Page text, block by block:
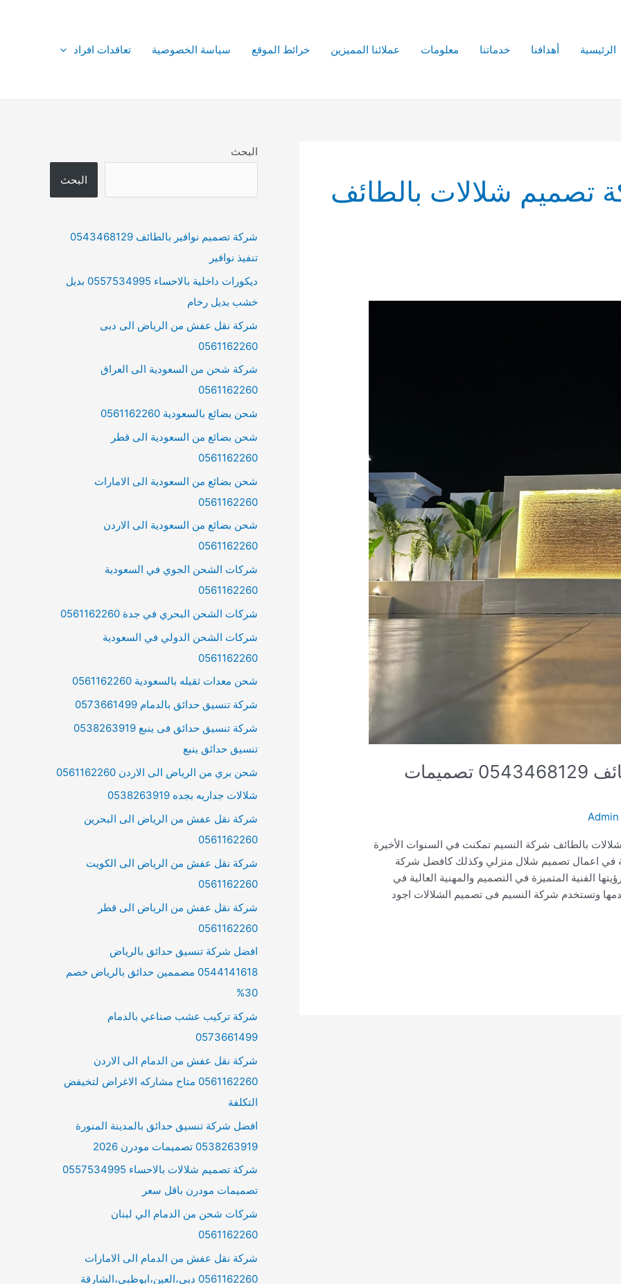
الرئيسية أهدافنا خدماتنا معلومات عملائنا المميزين خرائط الموقع سياسة الخصوصية تعاقدات افراد
تصميم شلالات بالطائف
شركة تصميم شلالات بالطائف 0543468129 تصميمات
Admin
بالطائف شركة النسيم تمكنت في السنوات الأخيرة
في اعمال تصميم شلال منزلي وكذلك كافضل شركة
الفنية المتميزة في التصميم والمهنية العالية في
وتستخدم شركة النسيم فى تصميم الشلالات اجود
البحث
البحث
شركة تصميم نوافير بالطائف 0543468129
تنفيذ نوافير
ديكورات داخلية بالاحساء 0557534995 بديل
خشب بديل رخام
شركة نقل عفش من الرياض الى دبى
0561162260
شركة شحن من السعودية الى العراق
0561162260
شحن بضائع بالسعودية 0561162260
شحن بضائع من السعودية الى قطر
0561162260
شحن بضائع من السعودية الى الامارات
0561162260
شحن بضائع من السعودية الى الاردن
0561162260
شركات الشحن الجوي في السعودية
0561162260
شركات الشحن البحري في جدة 0561162260
شركات الشحن الدولي في السعودية
0561162260
شحن معدات ثقيله بالسعودية 0561162260
شركة تنسيق حدائق بالدمام 0573661499
شركة تنسيق حدائق فى ينبع 0538263919
تنسيق حدائق ينبع
شحن بري من الرياض الى الاردن 0561162260
شلالات جداريه بجده 0538263919
شركة نقل عفش من الرياض الى البحرين
0561162260
شركة نقل عفش من الرياض الى الكويت
0561162260
شركة نقل عفش من الرياض الى قطر
0561162260
افضل شركة تنسيق حدائق بالرياض
0544141618 مصممين حدائق بالرياض خصم
30%
شركة تركيب عشب صناعي بالدمام
0573661499
شركة نقل عفش من الدمام الى الاردن
0561162260 متاح مشاركه الاغراض لتخيفض
التكلفة
افضل شركة تنسيق حدائق بالمدينة المنورة
0538263919 تصميمات مودرن 2026
شركة تصميم شلالات بالاحساء 0557534995
تصميمات مودرن باقل سعر
شركات شحن من الدمام الي لبنان
0561162260
شركة نقل عفش من الدمام الى الامارات
0561162260 دبي،العين،ابوظبي،الشارقة